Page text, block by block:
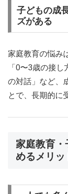
子どもの成
ズがある
家庭教育の悩み
「0〜3歳の接
の対話」など、
とで、長期的に
家庭教育
めるメリッ